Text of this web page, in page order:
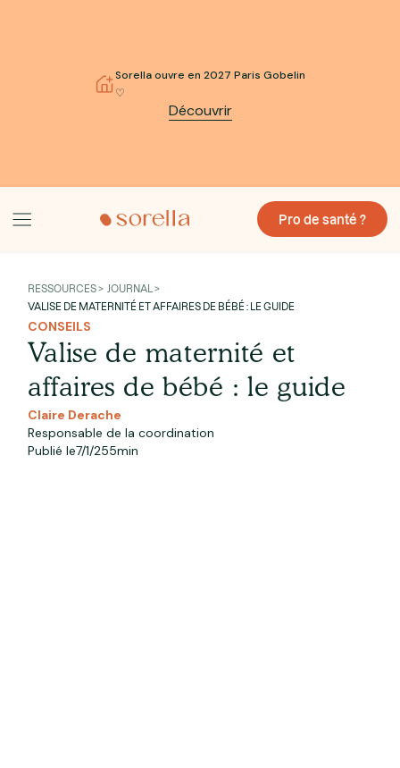
Sorella ouvre en 2027 Paris Gobelin
♡
Découvrir
Pro de santé ?
RESSOURCES > JOURNAL >
VALISE DE MATERNITÉ ET AFFAIRES DE BÉBÉ : LE GUIDE
CONSEILS
Valise de maternité et
affaires de bébé : le guide
Claire Derache
Responsable de la coordination
Publié le7/1/255min